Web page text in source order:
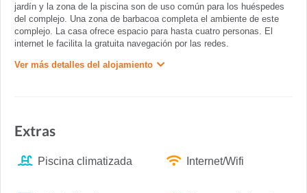
jardín y la zona de la piscina son de uso común para los huéspedes
del complejo. Una zona de barbacoa completa el ambiente de este
complejo. La casa ofrece espacio para hasta cuatro personas. El
internet le facilita la gratuita navegación por las redes.
Ver más detalles del alojamiento
Extras
Piscina climatizada Internet/Wifi